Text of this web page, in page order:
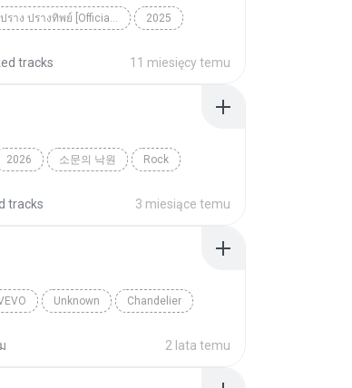
ดวงใจ - ปราง ปรางทิพย์ [Official MV] 2025
tracks 11 miesięcy temu
2026 소문의 낙원 Rock
tracks 3 miesiące temu
Unknown Chandelier
2 lata temu